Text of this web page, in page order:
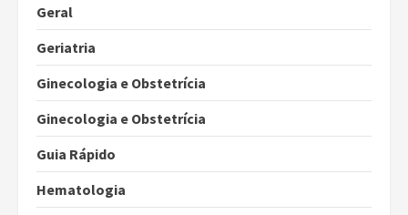
Geral
Geriatria
Ginecologia e Obstetrícia
Ginecologia e Obstetrícia
Guia Rápido
Hematologia